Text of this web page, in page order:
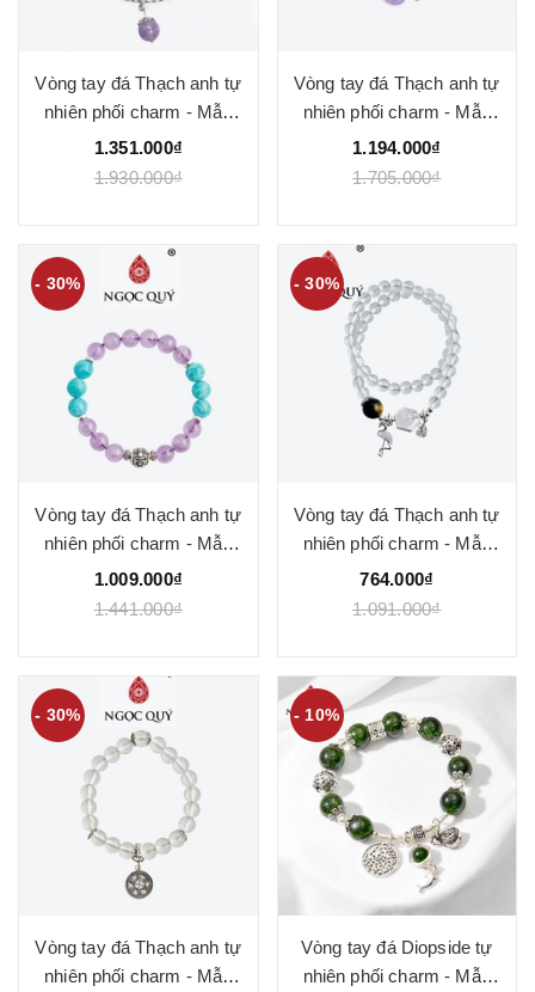
Vòng tay đá Thạch anh tự
nhiên phối charm - Mẫu
VC0857- Ngọc Quý
1.351.000₫
1.930.000₫
Vòng tay đá Thạch anh tự
nhiên phối charm - Mẫu
VC0864 - Ngọc Quý
1.194.000₫
1.705.000₫
- 30%
Vòng tay đá Thạch anh tự
nhiên phối charm - Mẫu
VC0874 - Ngọc Quý
1.009.000₫
1.441.000₫
- 30%
Vòng tay đá Thạch anh tự
nhiên phối charm - Mẫu
VC0876 - Ngọc Quý
764.000₫
1.091.000₫
- 30%
Vòng tay đá Thạch anh tự
nhiên phối charm - Mẫu
- 10%
Vòng tay đá Diopside tự
nhiên phối charm - Mẫu